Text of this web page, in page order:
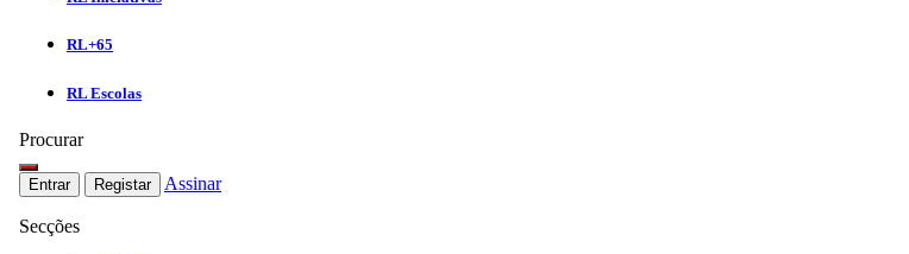
RL+65
RL Escolas
Procurar
Entrar Registar Assinar
Secções